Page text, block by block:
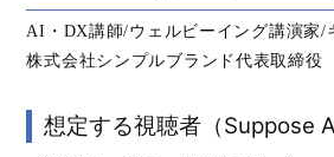
AI・DX講師/ウェルビーイング講演家/
株式会社シンプルブランド代表取締役
想定する視聴者（Suppose